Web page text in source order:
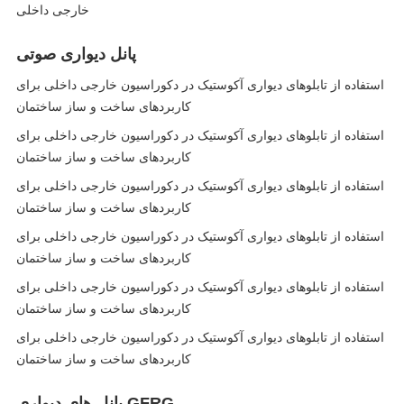
خارجی داخلی
پانل دیواری صوتی
استفاده از تابلوهای دیواری آکوستیک در دکوراسیون خارجی داخلی برای
کاربردهای ساخت و ساز ساختمان
استفاده از تابلوهای دیواری آکوستیک در دکوراسیون خارجی داخلی برای
کاربردهای ساخت و ساز ساختمان
استفاده از تابلوهای دیواری آکوستیک در دکوراسیون خارجی داخلی برای
کاربردهای ساخت و ساز ساختمان
استفاده از تابلوهای دیواری آکوستیک در دکوراسیون خارجی داخلی برای
کاربردهای ساخت و ساز ساختمان
استفاده از تابلوهای دیواری آکوستیک در دکوراسیون خارجی داخلی برای
کاربردهای ساخت و ساز ساختمان
استفاده از تابلوهای دیواری آکوستیک در دکوراسیون خارجی داخلی برای
کاربردهای ساخت و ساز ساختمان